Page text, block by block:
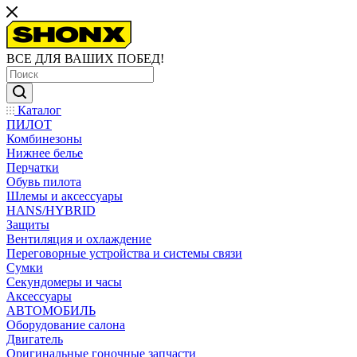
ВСЕ ДЛЯ ВАШИХ ПОБЕД!
Каталог
ПИЛОТ
Комбинезоны
Нижнее белье
Перчатки
Обувь пилота
Шлемы и аксессуары
HANS/HYBRID
Защиты
Вентиляция и охлаждение
Переговорные устройства и системы связи
Сумки
Секундомеры и часы
Аксессуары
АВТОМОБИЛЬ
Оборудование салона
Двигатель
Оригинальные гоночные запчасти